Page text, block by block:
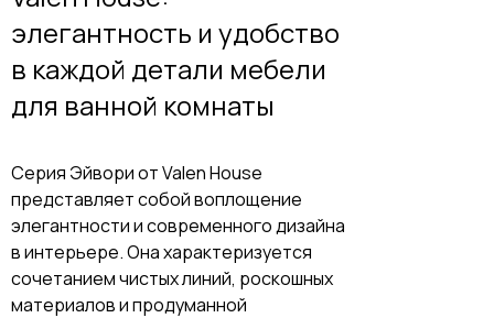
элегантность и удобство
в каждой детали мебели
для ванной комнаты
Серия Эйвори от Valen House
представляет собой воплощение
элегантности и современного дизайна
в интерьере. Она характеризуется
сочетанием чистых линий, роскошных
материалов и продуманной